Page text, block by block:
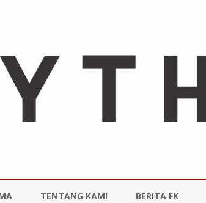
to
TENTANG KAMI BERITA FK